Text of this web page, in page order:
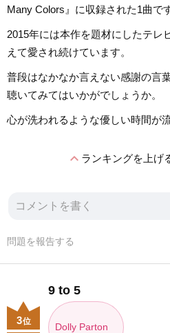
Many Colors』に収録された1曲です
2015年には本作を題材にしたテレ
えて愛され続けています。
普段はなかなか言えない感謝の言
聴いてみてはいかがでしょうか。
心が洗われるような優しい時間が
expand_lessランキングを上げ
問題を報告する
9 to 5
Dolly Parton
3位